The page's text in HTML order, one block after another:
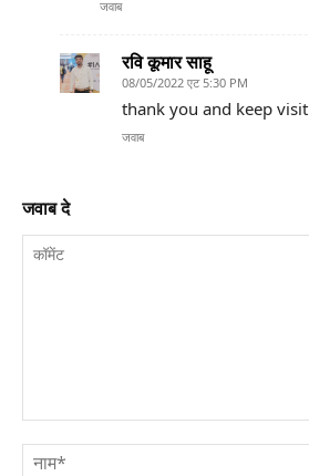
जवाब
रवि कूमार साहू
08/05/2022 एट 5:30 PM
thank you and keep visit
जवाब
जवाब दे